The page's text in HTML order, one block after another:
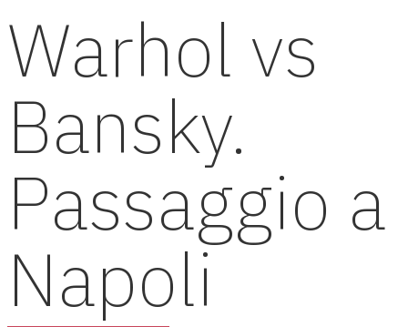
Warhol vs
Bansky.
Passaggio a
Napoli